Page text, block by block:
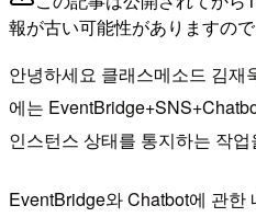
報が古い可能性がありますので
안녕하세요 클래스메소드 김재
에는
인스턴스 상태를 통지하는 작
EventBridge와 Chatbot에 관한